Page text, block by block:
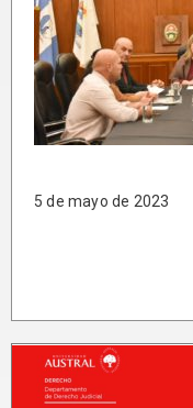
5 de mayo de 2023